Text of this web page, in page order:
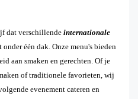
dat verschillende internationale
onder één dak. Onze menu's bieden
aan smaken en gerechten. Of je
of traditionele favorieten, wij
evenement cateren en